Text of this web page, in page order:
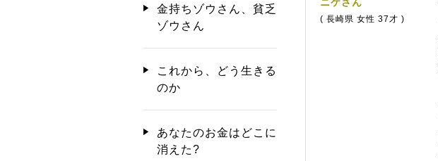
ニケさん
( 長崎県 女性 37才 )
金持ちゾウさん、貧乏
ゾウさん
これから、どう生きる
のか
あなたのお金はどこに
消えた?